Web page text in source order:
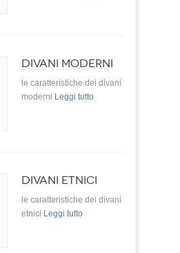
DIVANI MODERNI
le caratteristiche dei divani
moderni Leggi tutto
DIVANI ETNICI
le caratteristiche dei divani
etnici Leggi tutto